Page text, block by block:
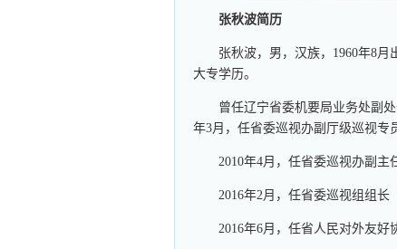
张秋波简历
张秋波，男，汉族，1960年8月
大专学历。
曾任辽宁省委机要局业务处副
年3月，任省委巡视办副厅级巡视专
2010年4月，任省委巡视办副主
2016年2月，任省委巡视组组长
2016年6月，任省人民对外友好